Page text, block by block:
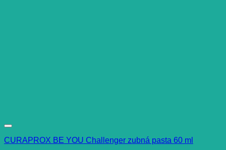
CURAPROX BE YOU Challenger zubná pasta 60 ml